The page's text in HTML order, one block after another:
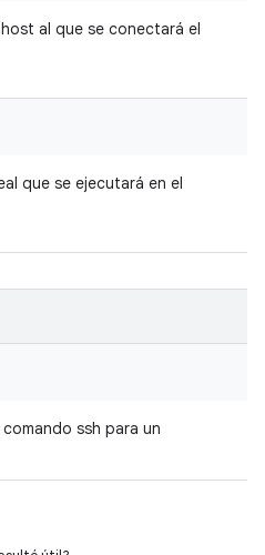
al que se conectará el
que se ejecutará en el
ssh para un